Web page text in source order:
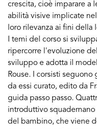
crescita, cioè imparare a
abilità visive implicate
loro rilevanza ai fini della
I temi del corso si
ripercorre l'evoluzione
sviluppo e adotta il
Rouse. I corsisti
da essi curato, edito da
guida passo passo.
introduttivo
del bambino, che viene